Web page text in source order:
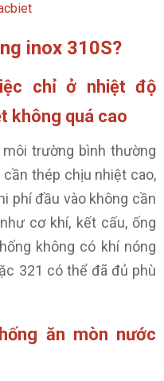
inox 310S?
chỉ ở nhiệt độ
không quá cao
trường bình thường
thép chịu nhiệt cao,
phí đầu vào không cần
cơ khí, kết cấu, ống
không có khí nóng
321 có thể đã đủ phù
ăn mòn nước